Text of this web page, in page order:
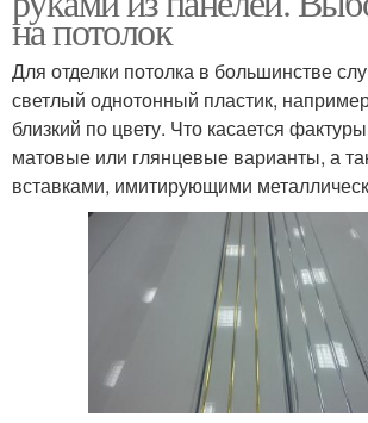
на потолок
Для отделки потолка в большинстве
светлый однотонный пластик,
близкий по цвету. Что касается
матовые или глянцевые варианты, а
вставками, имитирующими